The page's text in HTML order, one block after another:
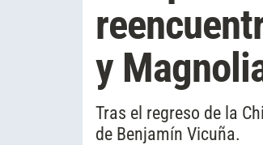
y
Tras el regreso de la
de Benjamín Vicuña.